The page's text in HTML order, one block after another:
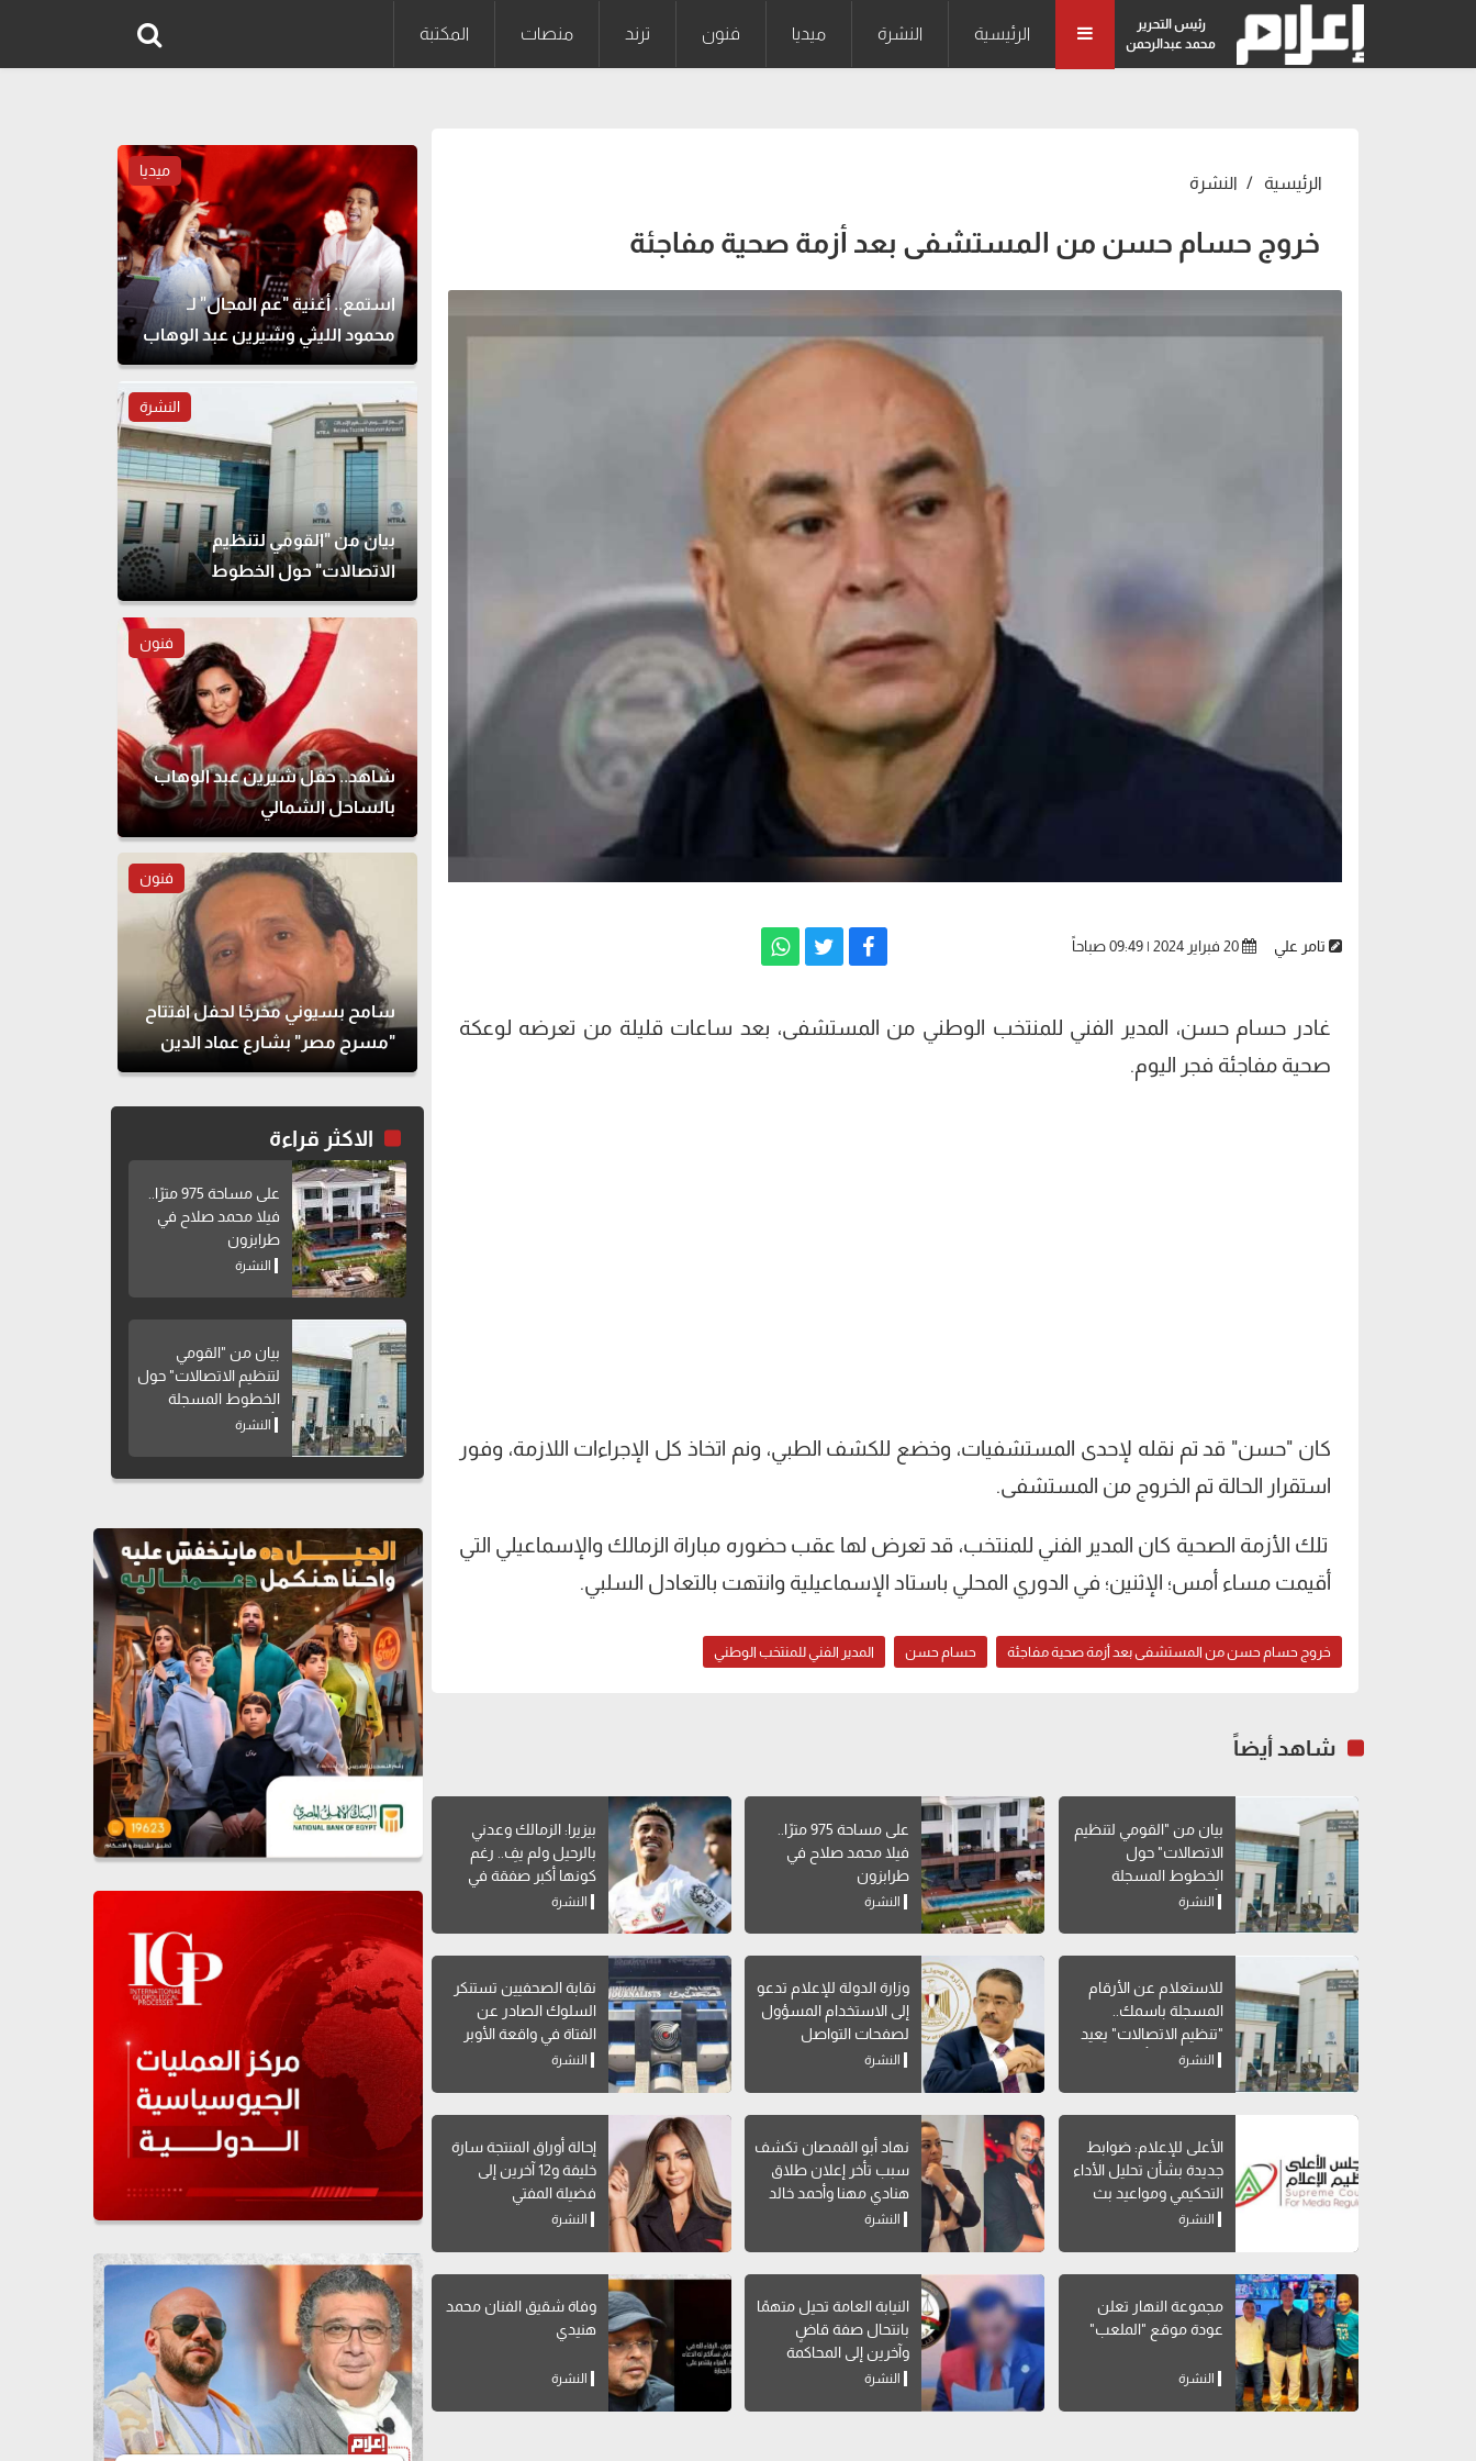
رئيس التحرير
محمد عبدالرحمن
الرئيسية النشرة ميديا فنون ترند منصات المكتبة
الرئيسية النشرة
خروج حسام حسن من المستشفى بعد أزمة صحية مفاجئة
تامر علي
غادر حسام حسن، المدير الفني للمنتخب الوطني من المستشفى، بعد ساعات قليلة من تعرضه لوعكة
صحية مفاجئة فجر اليوم.
كان "حسن" قد تم نقله لإحدى المستشفيات، وخضع للكشف الطبي، ونم اتخاذ كل الإجراءات اللازمة، وفور
استقرار الحالة تم الخروج من المستشفى.
تلك الأزمة الصحية كان المدير الفني للمنتخب، قد تعرض لها عقب حضوره مباراة الزمالك والإسماعيلي التي
أقيمت مساء أمس؛ الإثنين؛ في الدوري المحلي باستاد الإسماعيلية وانتهت بالتعادل السلبي.
خروج حسام حسن من المستشفى بعد أزمة صحية مفاجئة حسام حسن المدير الفني للمنتخب الوطني
شاهد أيضاً
بيان من "القومي لتنظيم
الاتصالات" حول
الخطوط المسجلة
بأسماء مواطنين دون
النشرة
على مساحة 975 مترًا..
فيلا محمد صلاح في
طرابزون
النشرة
بيزيرا: الزمالك وعدني
بالرحيل ولم يفِ.. رغم
كونها أكبر صفقة في
تاريخه
النشرة
للاستعلام عن الأرقام
المسجلة باسمك..
"تنظيم الاتصالات" يعيد
إتاحة خدمة "أرقامي" عبر
النشرة
وزارة الدولة للإعلام تدعو
إلى الاستخدام المسؤول
لصفحات التواصل
الاجتماعي
النشرة
نقابة الصحفيين تستنكر
السلوك الصادر عن
الفتاة في واقعة الأوبر
النشرة
الأعلى للإعلام: ضوابط
جديدة بشأن تحليل الأداء
التحكيمي ومواعيد بث
البرامج الرياضية
النشرة
نهاد أبو القمصان تكشف
سبب تأخر إعلان طلاق
هنادي مهنا وأحمد خالد
صالحالنشرة
إحالة أوراق المنتجة سارة
خليفة و12 آخرين إلى
فضيلة المفتي
النشرة
مجموعة النهار تعلن
عودة موقع "الملعب"
النشرة
النيابة العامة تحيل متهمًا
بانتحال صفة قاضٍ
وآخرين إلى المحاكمة
النشرة
وفاة شقيق الفنان محمد
هنيدي
النشرة
ميديا
استمع.. أغنية "عم المجال" لـ
محمود الليثي وشيرين عبد الوهاب
النشرة
بيان من "القومي لتنظيم
الاتصالات" حول الخطوط
المسجلة بأسماء مواطنين دون
علمهم
فنون
شاهد.. حفل شيرين عبد الوهاب
بالساحل الشمالي
فنون
سامح بسيوني مخرجًا لحفل افتتاح
"مسرح مصر" بشارع عماد الدين
الاكثر قراءة
على مساحة 975 مترًا..
فيلا محمد صلاح في
طرابزون
النشرة
بيان من "القومي
لتنظيم الاتصالات" حول
الخطوط المسجلة
بأسماء مواطنين دون
النشرة